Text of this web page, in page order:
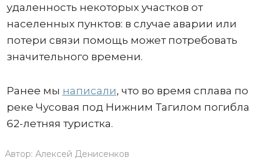
удаленность некоторых участков от
населенных пунктов: в случае аварии или
потери связи помощь может потребовать
значительного времени.
Ранее мы написали, что во время сплава по
реке Чусовая под Нижним Тагилом погибла
62-летняя туристка.
Автор: Алексей Денисенков